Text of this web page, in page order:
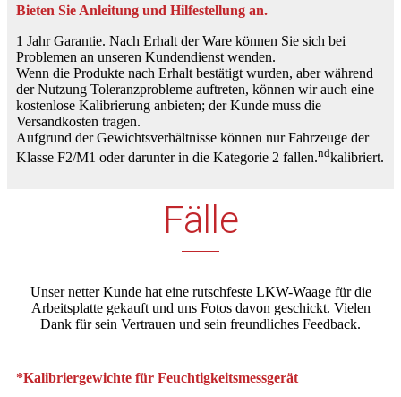
Bieten Sie Anleitung und Hilfestellung an.
1 Jahr Garantie. Nach Erhalt der Ware können Sie sich bei
Problemen an unseren Kundendienst wenden.
Wenn die Produkte nach Erhalt bestätigt wurden, aber während
der Nutzung Toleranzprobleme auftreten, können wir auch eine
kostenlose Kalibrierung anbieten; der Kunde muss die
Versandkosten tragen.
Aufgrund der Gewichtsverhältnisse können nur Fahrzeuge der
Klasse F2/M1 oder darunter in die Kategorie 2 fallen.ndkalibriert.
Fälle
Unser netter Kunde hat eine rutschfeste LKW-Waage für die
Arbeitsplatte gekauft und uns Fotos davon geschickt. Vielen
Dank für sein Vertrauen und sein freundliches Feedback.
*Kalibriergewichte für Feuchtigkeitsmessgerät